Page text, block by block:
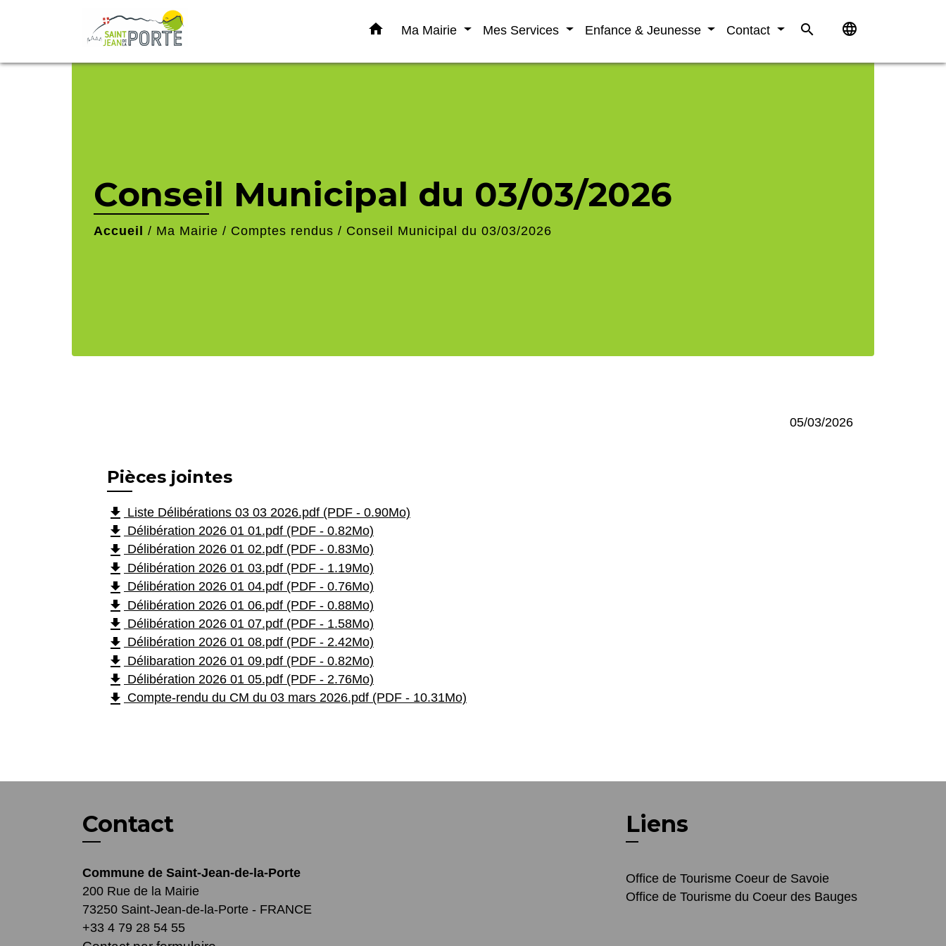
home Ma Mairie Mes Services Enfance & Jeunesse Contact search language
Conseil Municipal du 03/03/2026
Accueil / Ma Mairie / Comptes rendus / Conseil Municipal du 03/03/2026
05/03/2026
Pièces jointes
file_download Liste Délibérations 03 03 2026.pdf (PDF - 0.90Mo)
file_download Délibération 2026 01 01.pdf (PDF - 0.82Mo)
file_download Délibération 2026 01 02.pdf (PDF - 0.83Mo)
file_download Délibération 2026 01 03.pdf (PDF - 1.19Mo)
file_download Délibération 2026 01 04.pdf (PDF - 0.76Mo)
file_download Délibération 2026 01 06.pdf (PDF - 0.88Mo)
file_download Délibération 2026 01 07.pdf (PDF - 1.58Mo)
file_download Délibération 2026 01 08.pdf (PDF - 2.42Mo)
file_download Délibaration 2026 01 09.pdf (PDF - 0.82Mo)
file_download Délibération 2026 01 05.pdf (PDF - 2.76Mo)
file_download Compte-rendu du CM du 03 mars 2026.pdf (PDF - 10.31Mo)
Contact
Commune de Saint-Jean-de-la-Porte
200 Rue de la Mairie
73250 Saint-Jean-de-la-Porte - FRANCE
+33 4 79 28 54 55
Liens
Office de Tourisme Coeur de Savoie
Office de Tourisme du Coeur des Bauges